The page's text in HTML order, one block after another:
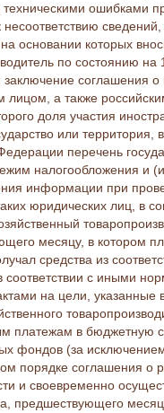
ошибками
основании которых
по состоянию
заключение соглашения
лицом, а также
доля участия
или
перечень
налогообложения и
информации при
юридических лиц, в
месяцу, в котором
средства из
соответствии с иными
на цели, указанные
платежам в бюджетную
фондов (за
порядке соглашения о
и своевременно
предшествующего